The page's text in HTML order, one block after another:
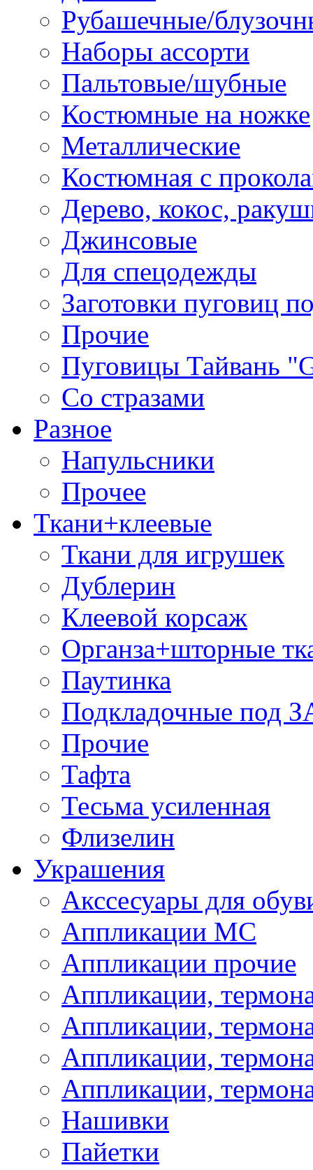
Рубашечные/
Наборы ассорти
Пальтовые/шубные
Костюмные на ножке
Металлические
Костюмная с
Дерево, кокос,
Джинсовые
Для спецодежды
Заготовки пуговиц
Прочие
Пуговицы Тайвань
Со стразами
Разное
Напульсники
Прочее
Ткани+клеевые
Ткани для игрушек
Дублерин
Клеевой корсаж
Органза+шторные
Паутинка
Подкладочные под
Прочие
Тафта
Тесьма усиленная
Флизелин
Украшения
Акссесуары для
Аппликации МС
Аппликации прочие
Аппликации,
Аппликации,
Аппликации,
Аппликации,
Нашивки
Пайетки